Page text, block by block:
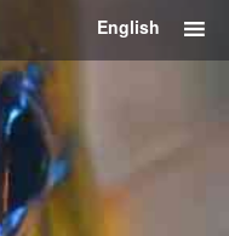
English